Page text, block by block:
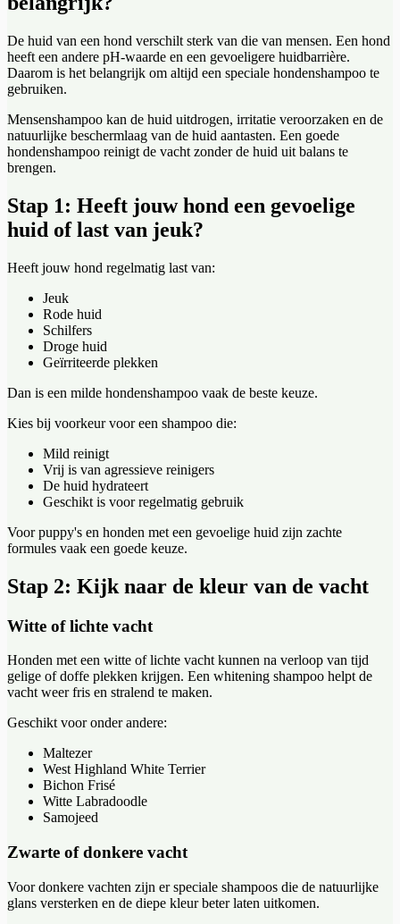
De huid van een hond verschilt sterk van die van mensen. Een hond
heeft een andere pH-waarde en een gevoeligere huidbarrière.
Daarom is het belangrijk om altijd een speciale hondenshampoo te
gebruiken.
Mensenshampoo kan de huid uitdrogen, irritatie veroorzaken en de
natuurlijke beschermlaag van de huid aantasten. Een goede
hondenshampoo reinigt de vacht zonder de huid uit balans te
brengen.
Stap 1: Heeft jouw hond een gevoelige
huid of last van jeuk?
Heeft jouw hond regelmatig last van:
Jeuk
Rode huid
Schilfers
Droge huid
Geïrriteerde plekken
Dan is een milde hondenshampoo vaak de beste keuze.
Kies bij voorkeur voor een shampoo die:
Mild reinigt
Vrij is van agressieve reinigers
De huid hydrateert
Geschikt is voor regelmatig gebruik
Voor puppy's en honden met een gevoelige huid zijn zachte
formules vaak een goede keuze.
Stap 2: Kijk naar de kleur van de vacht
Witte of lichte vacht
Honden met een witte of lichte vacht kunnen na verloop van tijd
gelige of doffe plekken krijgen. Een whitening shampoo helpt de
vacht weer fris en stralend te maken.
Geschikt voor onder andere:
Maltezer
West Highland White Terrier
Bichon Frisé
Witte Labradoodle
Samojeed
Zwarte of donkere vacht
Voor donkere vachten zijn er speciale shampoos die de natuurlijke
glans versterken en de diepe kleur beter laten uitkomen.